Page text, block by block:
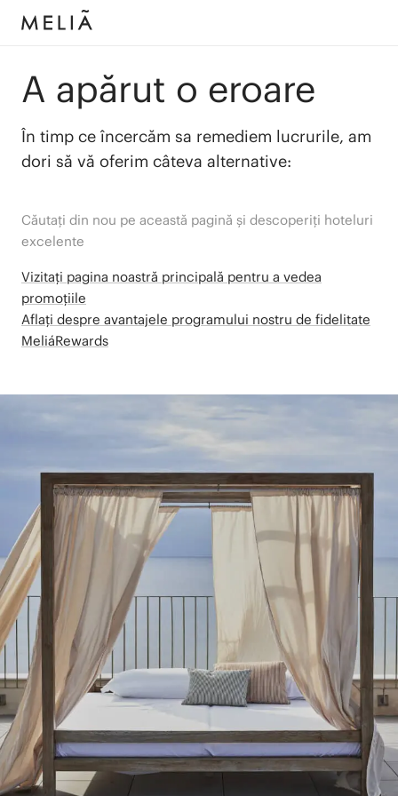
A apărut o eroare
În timp ce încercăm sa remediem lucrurile, am
dori să vă oferim câteva alternative:
Căutați din nou pe această pagină și descoperiți hoteluri
excelente
Vizitați pagina noastră principală pentru a vedea
promoțiile
Aflați despre avantajele programului nostru de fidelitate
MeliáRewards